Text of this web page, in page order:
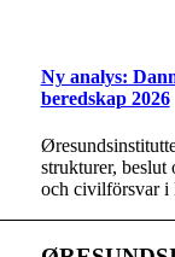
Ny analys:
beredskap 2026
strukturer, beslut
och civilförsvar i